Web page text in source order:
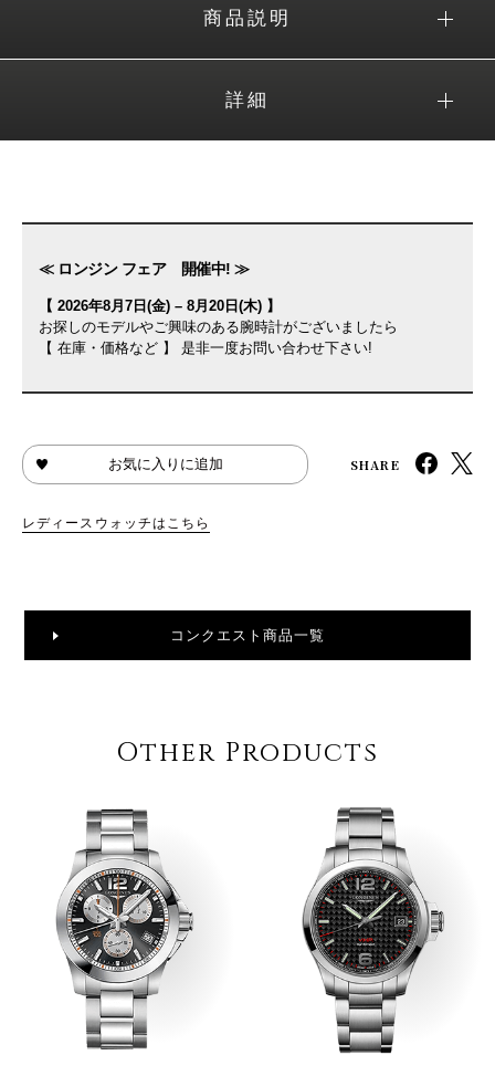
商品説明
詳細
≪ ロンジン フェア 開催中! ≫
【 2026年8月7日(金) – 8月20日(木) 】
お探しのモデルやご興味のある腕時計がございましたら
【 在庫・価格など 】 是非一度お問い合わせ下さい!
お気に入りに追加 SHARE
レディースウォッチはこちら
コンクエスト商品一覧
Other Products